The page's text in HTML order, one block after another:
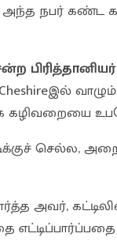
நபர் கண்ட
கழிவறையை
செல்ல,
அவர்,